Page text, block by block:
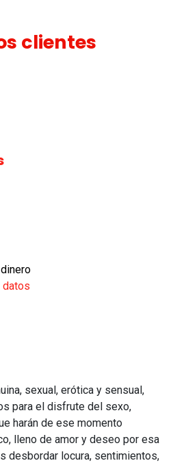
clientes
datos
sexual, erótica y sensual,
para el disfrute del sexo,
harán de ese momento
lleno de amor y deseo por esa
desbordar locura, sentimientos,